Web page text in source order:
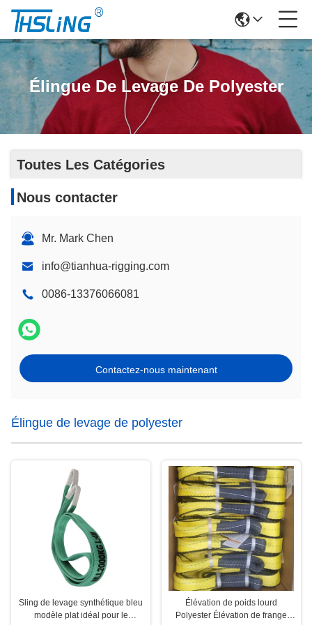
Élingue De Levage De Polyester
Toutes Les Catégories
Nous contacter
Mr. Mark Chen
info@tianhua-rigging.com
0086-13376066081
Contactez-nous maintenant
Élingue de levage de polyester
Sling de levage synthétique bleu
modèle plat idéal pour le
Élévation de poids lourd
Polyester Élévation de frange